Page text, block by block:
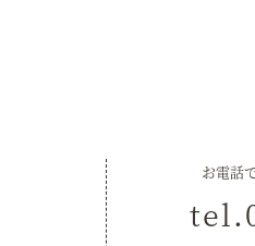
お電話